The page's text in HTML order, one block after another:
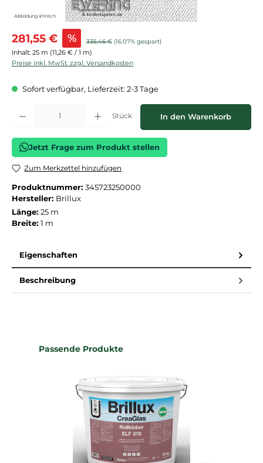
Abbildung ähnlich
Verkaufspreis:
281,55 € % Regulärer Preis:
335,46 € (16.07% gespart)
Inhalt: 25 m (11,26 € / 1 m)
Preise inkl. MwSt. zzgl. Versandkosten
Sofort verfügbar, Lieferzeit: 2-3 Tage
Produkt Anzahl: Gib den gewünschten Wert ein oder benutze die
Stück In den Warenkorb
Jetzt Frage zum Produkt stellen
Zum Merkzettel hinzufügen
Produktnummer: 345723250000
Hersteller: Brillux
Länge: 25 m
Breite: 1 m
Eigenschaften
Beschreibung
Produktgalerie überspringen
Passende Produkte